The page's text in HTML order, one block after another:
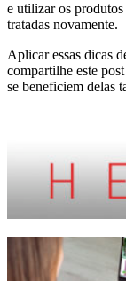
e utilizar os
tratadas novamente.
Aplicar essas dicas
compartilhe este
se beneficiem delas